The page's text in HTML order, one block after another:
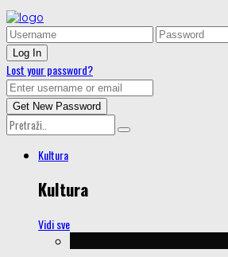
Lost your password?
Kultura
Kultura
Vidi sve